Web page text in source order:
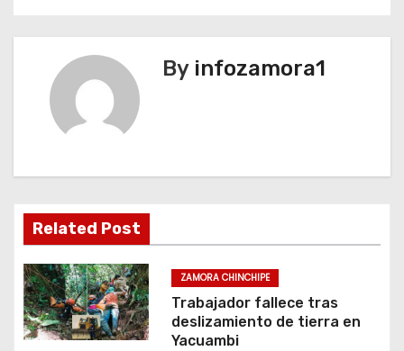
g
n
d
e
By infozamora1
Related Post
ZAMORA CHINCHIPE
Trabajador fallece tras
deslizamiento de tierra en
Yacuambi